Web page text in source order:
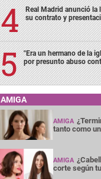
Real Madrid anunció la
su contrato y
"Era un hermano de la
por presunto abuso
AMIGA
AMIGA
tanto como
AMIGA
corte según